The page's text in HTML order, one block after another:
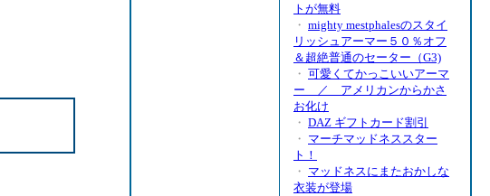
トが無料
・ mighty mestphalesのスタイ
リッシュアーマー５０％オフ
＆超絶普通のセーター（G3)
・ 可愛くてかっこいいアーマ
ー ／ アメリカンからかさ
お化け
・ DAZ ギフトカード割引
・ マーチマッドネススター
ト！
・ マッドネスにまたおかしな
衣装が登場